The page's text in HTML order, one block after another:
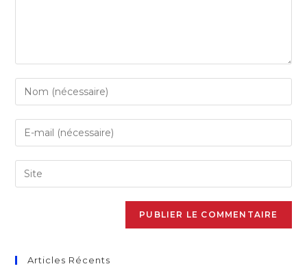
Articles Récents